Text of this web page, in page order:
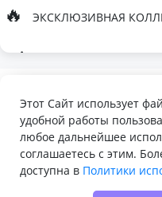
🔥 ЭКСКЛЮЗИВНАЯ
🛏
Палитра изысканных
- Темно-серый для
- Сиреневый для
- Персиковый мусс
Этот Сайт использует
удобной работы
любое дальнейшее
соглашаетесь с этим.
доступна в Политики